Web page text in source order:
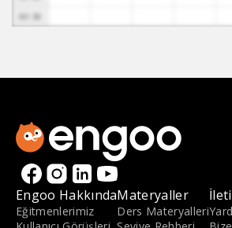
Engoo Hakkında
Eğitmenlerimiz
Materyaller
Ders Materyalleri